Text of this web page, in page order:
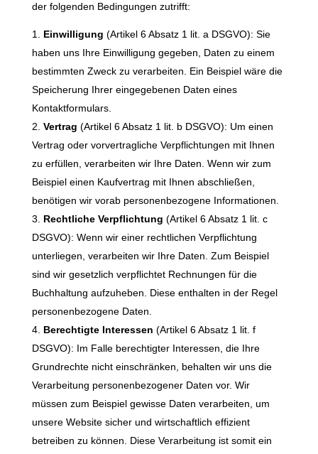
der folgenden Bedingungen zutrifft:
Einwilligung (Artikel 6 Absatz 1 lit. a DSGVO): Sie
haben uns Ihre Einwilligung gegeben, Daten zu einem
bestimmten Zweck zu verarbeiten. Ein Beispiel wäre die
Speicherung Ihrer eingegebenen Daten eines
Kontaktformulars.
Vertrag (Artikel 6 Absatz 1 lit. b DSGVO): Um einen
Vertrag oder vorvertragliche Verpflichtungen mit Ihnen
zu erfüllen, verarbeiten wir Ihre Daten. Wenn wir zum
Beispiel einen Kaufvertrag mit Ihnen abschließen,
benötigen wir vorab personenbezogene Informationen.
Rechtliche Verpflichtung (Artikel 6 Absatz 1 lit. c
DSGVO): Wenn wir einer rechtlichen Verpflichtung
unterliegen, verarbeiten wir Ihre Daten. Zum Beispiel
sind wir gesetzlich verpflichtet Rechnungen für die
Buchhaltung aufzuheben. Diese enthalten in der Regel
personenbezogene Daten.
Berechtigte Interessen (Artikel 6 Absatz 1 lit. f
DSGVO): Im Falle berechtigter Interessen, die Ihre
Grundrechte nicht einschränken, behalten wir uns die
Verarbeitung personenbezogener Daten vor. Wir
müssen zum Beispiel gewisse Daten verarbeiten, um
unsere Website sicher und wirtschaftlich effizient
betreiben zu können. Diese Verarbeitung ist somit ein